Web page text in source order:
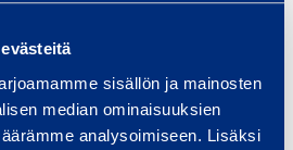
sisällön ja mainosten
median ominaisuuksien
analysoimiseen. Lisäksi